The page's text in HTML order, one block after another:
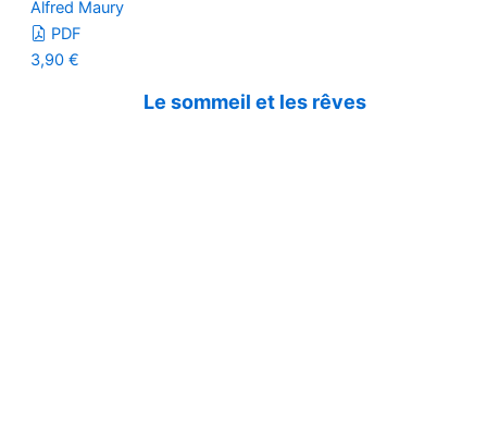
Alfred Maury
PDF
3,90 €
Le sommeil et les rêves